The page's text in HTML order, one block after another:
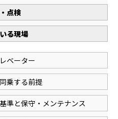
点検
る現場
ベーター
乗する前提
準と保守・メンテナンス